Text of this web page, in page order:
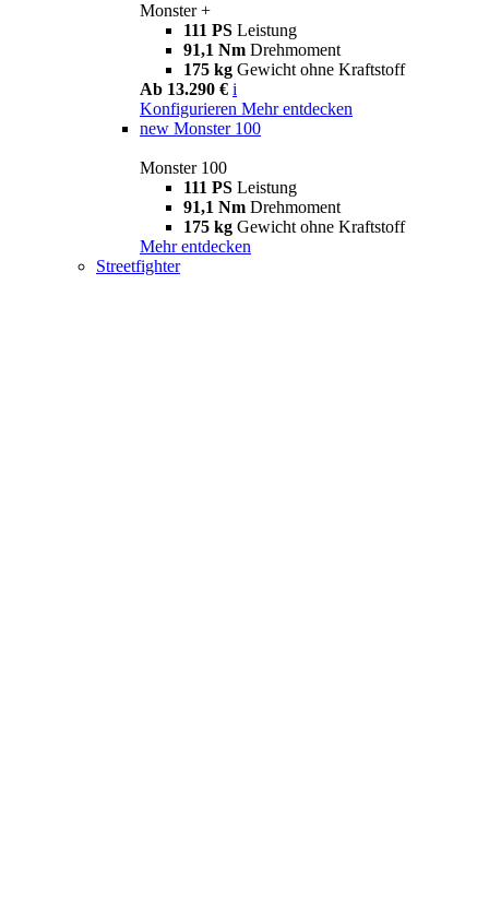
Monster +
111 PS Leistung
91,1 Nm Drehmoment
175 kg Gewicht ohne Kraftstoff
Ab 13.290 € i
Konfigurieren Mehr entdecken
new Monster 100
Monster 100
111 PS Leistung
91,1 Nm Drehmoment
175 kg Gewicht ohne Kraftstoff
Mehr entdecken
Streetfighter